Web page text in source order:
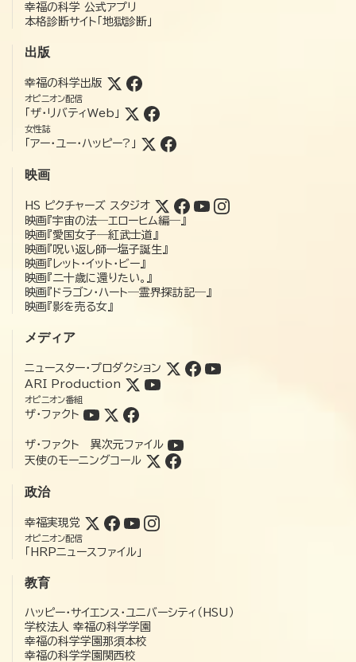
幸福の科学 公式アプリ
本格診断サイト「地獄診断」
出版
幸福の科学出版
オピニオン配信
「ザ・リバティWeb」
女性誌
「アー・ユー・ハッピー?」
映画
HS ピクチャーズ スタジオ
映画『宇宙の法―エローヒム編―』
映画『愛国女子―紅武士道』
映画『呪い返し師—塩子誕生』
映画『レット・イット・ビー』
映画『二十歳に還りたい。』
映画『ドラゴン・ハート―霊界探訪記―』
映画『影を売る女』
メディア
ニュースター・プロダクション
ARI Production
オピニオン番組
ザ・ファクト
ザ・ファクト 異次元ファイル
天使のモーニングコール
政治
幸福実現党
オピニオン配信
「HRPニュースファイル」
教育
ハッピー・サイエンス・ユニバーシティ（HSU）
学校法人 幸福の科学学園
幸福の科学学園那須本校
幸福の科学学園関西校